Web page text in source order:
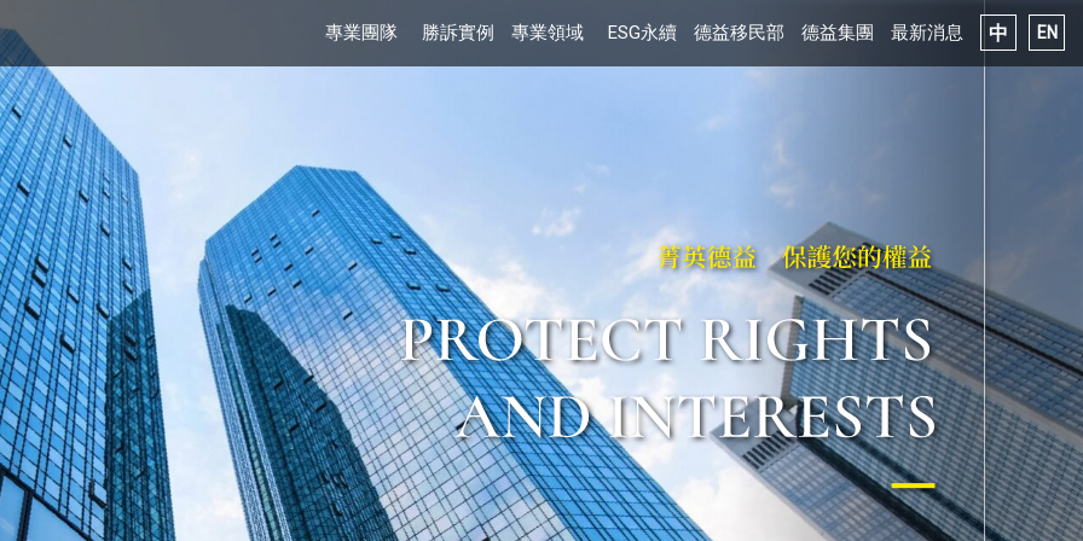
中 EN
事務所-律師事務所,台北律師事務所
專業團隊 勝訴實例 專業領域 ESG永續 德益移民部 德益集團 最新消息